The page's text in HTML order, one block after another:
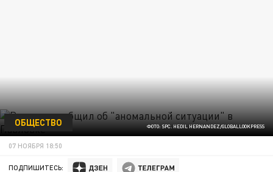
ФОТО: SPC. HEDIL HERNANDEZ/GLOBALLOOKPRESS
ОБЩЕСТВО
07 НОЯБРЯ 18:50
ПОДПИШИТЕСЬ: